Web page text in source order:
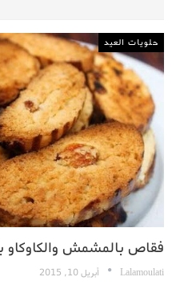
حلويات العيد
فقاص بالمشمش والكاوكاو
Lalamoulati أبريل 10, 2015